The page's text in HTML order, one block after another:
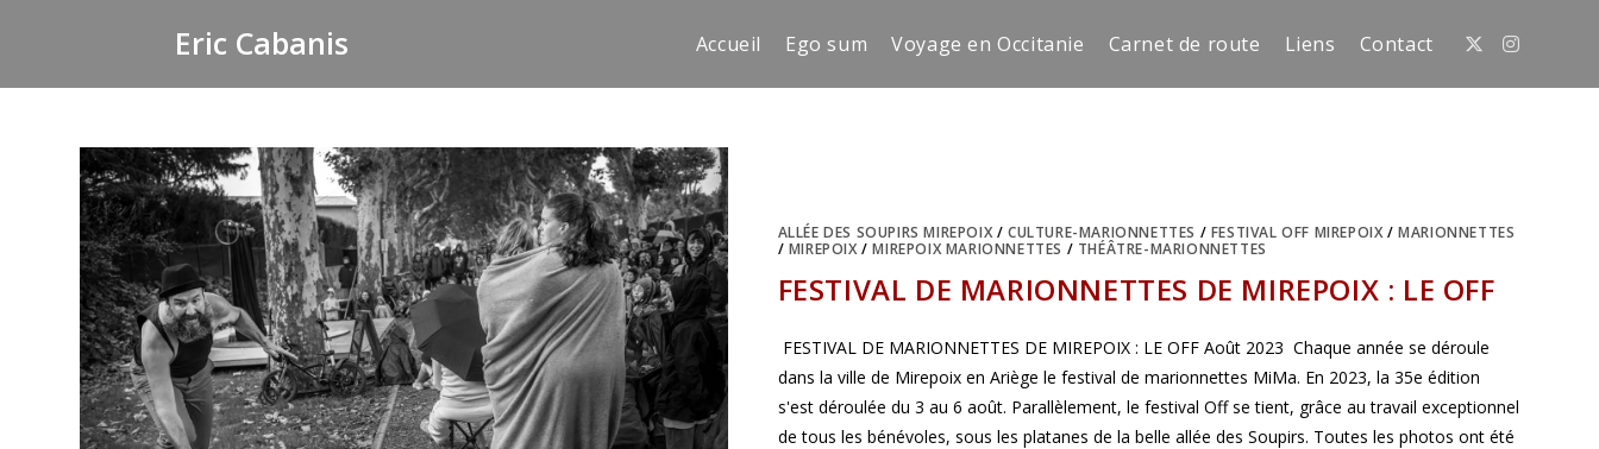
Eric Cabanis Accueil Ego sum Voyage en Occitanie Carnet de route Liens Contact
ALLÉE DES SOUPIRS MIREPOIX/ CULTURE-MARIONNETTES / FESTIVAL OFF MIREPOIX/MARIONNETTES
/ MIREPOIX/MIREPOIX MARIONNETTES / THÉÂTRE-MARIONNETTES
FESTIVAL DE MARIONNETTES DE MIREPOIX : LE OFF
FESTIVAL DE MARIONNETTES DE MIREPOIX : LE OFF Août 2023 Chaque année se déroule
dans la ville de Mirepoix en Ariège le festival de marionnettes MiMa. En 2023, la 35e édition
s'est déroulée du 3 au 6 août. Parallèlement, le festival Off se tient, grâce au travail exceptionnel
de tous les bénévoles, sous les platanes de la belle allée des Soupirs. Toutes les photos ont été